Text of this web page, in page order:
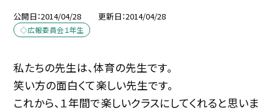
公開日 2014/04/28 更新日 2014/04/28
◇広報委員会１年生
私たちの先生は、体育の先生です。
笑い方の面白くて楽しい先生です。
これから、１年間で楽しいクラスにしてくれると思いま